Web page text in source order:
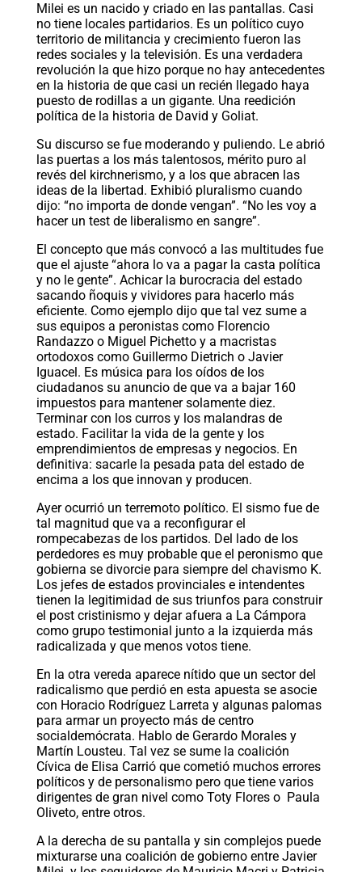
Milei es un nacido y criado en las pantallas. Casi
no tiene locales partidarios. Es un político cuyo
territorio de militancia y crecimiento fueron las
redes sociales y la televisión. Es una verdadera
revolución la que hizo porque no hay antecedentes
en la historia de que casi un recién llegado haya
puesto de rodillas a un gigante. Una reedición
política de la historia de David y Goliat.
Su discurso se fue moderando y puliendo. Le abrió
las puertas a los más talentosos, mérito puro al
revés del kirchnerismo, y a los que abracen las
ideas de la libertad. Exhibió pluralismo cuando
dijo: “no importa de donde vengan”. “No les voy a
hacer un test de liberalismo en sangre”.
El concepto que más convocó a las multitudes fue
que el ajuste “ahora lo va a pagar la casta política
y no le gente”. Achicar la burocracia del estado
sacando ñoquis y vividores para hacerlo más
eficiente. Como ejemplo dijo que tal vez sume a
sus equipos a peronistas como Florencio
Randazzo o Miguel Pichetto y a macristas
ortodoxos como Guillermo Dietrich o Javier
Iguacel. Es música para los oídos de los
ciudadanos su anuncio de que va a bajar 160
impuestos para mantener solamente diez.
Terminar con los curros y los malandras de
estado. Facilitar la vida de la gente y los
emprendimientos de empresas y negocios. En
definitiva: sacarle la pesada pata del estado de
encima a los que innovan y producen.
Ayer ocurrió un terremoto político. El sismo fue de
tal magnitud que va a reconfigurar el
rompecabezas de los partidos. Del lado de los
perdedores es muy probable que el peronismo que
gobierna se divorcie para siempre del chavismo K.
Los jefes de estados provinciales e intendentes
tienen la legitimidad de sus triunfos para construir
el post cristinismo y dejar afuera a La Cámpora
como grupo testimonial junto a la izquierda más
radicalizada y que menos votos tiene.
En la otra vereda aparece nítido que un sector del
radicalismo que perdió en esta apuesta se asocie
con Horacio Rodríguez Larreta y algunas palomas
para armar un proyecto más de centro
socialdemócrata. Hablo de Gerardo Morales y
Martín Lousteu. Tal vez se sume la coalición
Cívica de Elisa Carrió que cometió muchos errores
políticos y de personalismo pero que tiene varios
dirigentes de gran nivel como Toty Flores o Paula
Oliveto, entre otros.
A la derecha de su pantalla y sin complejos puede
mixturarse una coalición de gobierno entre Javier